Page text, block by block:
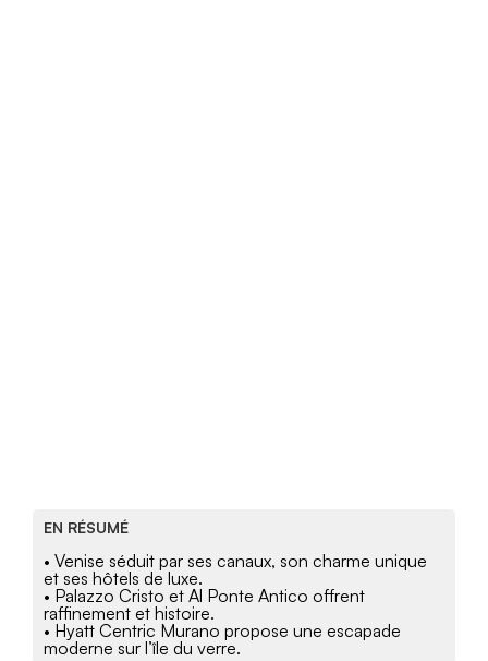
EN RÉSUMÉ
• Venise séduit par ses canaux, son charme unique
et ses hôtels de luxe.
• Palazzo Cristo et Al Ponte Antico offrent
raffinement et histoire.
• Hyatt Centric Murano propose une escapade
moderne sur l’île du verre.